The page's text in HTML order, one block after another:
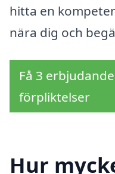
hitta en
nära dig och
Få 3
förpliktelser
Hur